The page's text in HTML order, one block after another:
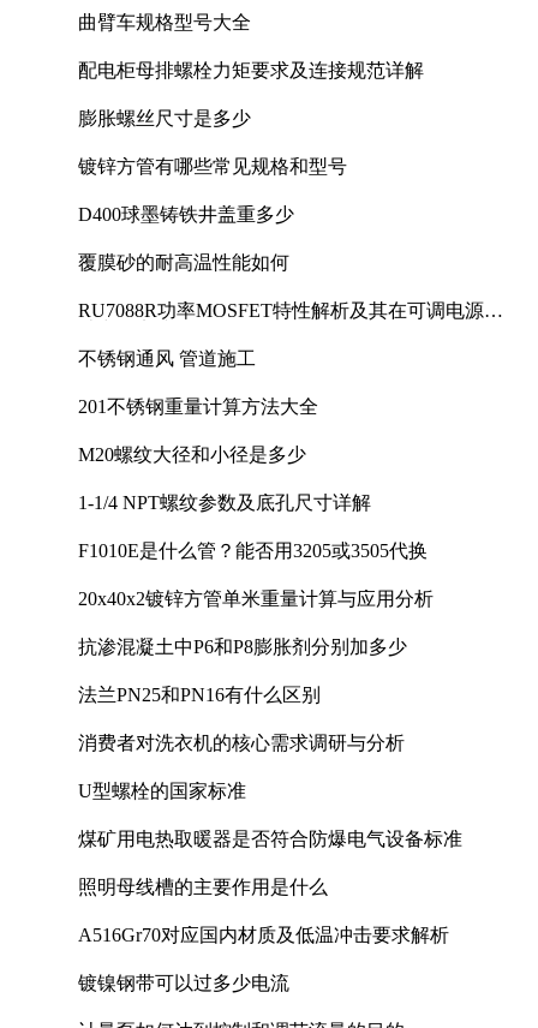
曲臂车规格型号大全
配电柜母排螺栓力矩要求及连接规范详解
膨胀螺丝尺寸是多少
镀锌方管有哪些常见规格和型号
D400球墨铸铁井盖重多少
覆膜砂的耐高温性能如何
RU7088R功率MOSFET特性解析及其在可调电源设
不锈钢通风 管道施工
201不锈钢重量计算方法大全
M20螺纹大径和小径是多少
1-1/4 NPT螺纹参数及底孔尺寸详解
F1010E是什么管？能否用3205或3505代换
20x40x2镀锌方管单米重量计算与应用分析
抗渗混凝土中P6和P8膨胀剂分别加多少
法兰PN25和PN16有什么区别
消费者对洗衣机的核心需求调研与分析
U型螺栓的国家标准
煤矿用电热取暖器是否符合防爆电气设备标准
照明母线槽的主要作用是什么
A516Gr70对应国内材质及低温冲击要求解析
镀镍钢带可以过多少电流